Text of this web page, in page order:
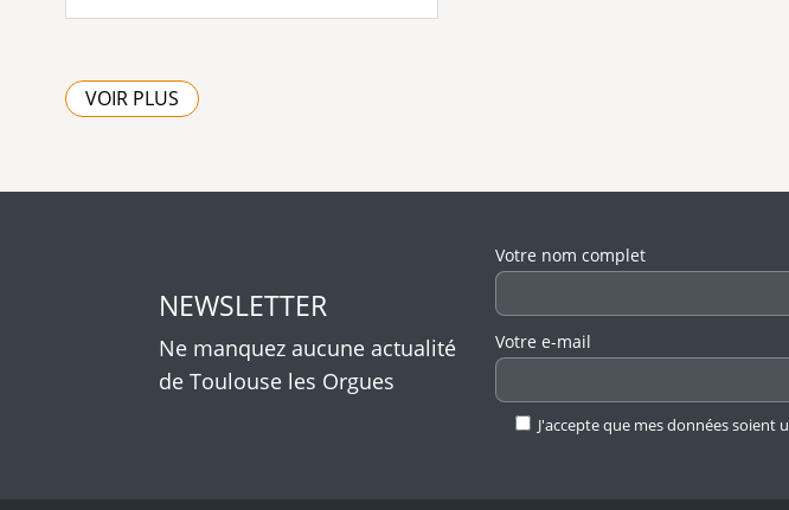
VOIR PLUS
NEWSLETTER
Ne manquez aucune actualité
de Toulouse les Orgues
Veuillez laisser ce champ vide.
Votre nom complet
Votre e-mail
J'accepte que mes données soient